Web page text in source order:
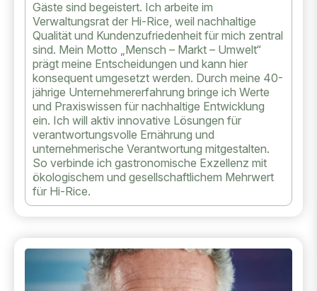
Gäste sind begeistert. Ich arbeite im
Verwaltungsrat der Hi-Rice, weil nachhaltige
Qualität und Kundenzufriedenheit für mich zentral
sind. Mein Motto „Mensch – Markt – Umwelt“
prägt meine Entscheidungen und kann hier
konsequent umgesetzt werden. Durch meine 40-
jährige Unternehmererfahrung bringe ich Werte
und Praxiswissen für nachhaltige Entwicklung
ein. Ich will aktiv innovative Lösungen für
verantwortungsvolle Ernährung und
unternehmerische Verantwortung mitgestalten.
So verbinde ich gastronomische Exzellenz mit
ökologischem und gesellschaftlichem Mehrwert
für Hi-Rice.